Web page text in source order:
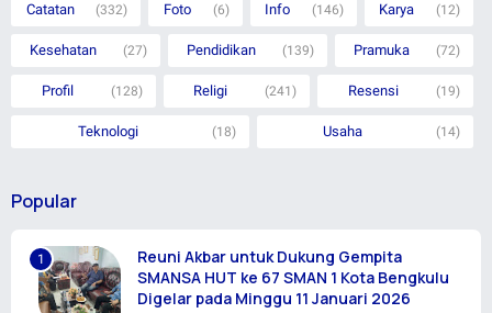
Catatan (332) Foto (6) Info (146) Karya (12)
Kesehatan (27) Pendidikan (139) Pramuka (72)
Profil (128) Religi (241) Resensi (19)
Teknologi (18) Usaha (14)
Popular
Reuni Akbar untuk Dukung Gempita
SMANSA HUT ke 67 SMAN 1 Kota Bengkulu
Digelar pada Minggu 11 Januari 2026